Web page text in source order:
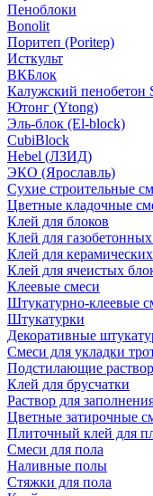
Пеноблоки
Bonolit
Поритеп (Poritep)
Исткульт
ВКБлок
Калужский пенобетон
Ютонг (Ytong)
Эль-блок (El-block)
CubiBlock
Hebel (ЛЗИД)
ЭКО (Ярославль)
Сухие строительные
Цветные кладочные
Клей для блоков
Клей для
Клей для
Клей для ячеистых
Клеевые смеси
Штукатурно-клеевые
Штукатурки
Декоративные
Смеси для укладки
Подстилающие
Клей для брусчатки
Раствор для
Цветные затирочные
Плиточный клей для
Смеси для пола
Наливные полы
Стяжки для пола